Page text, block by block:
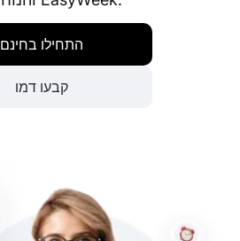
התחילו בחינם
קבעו דמו